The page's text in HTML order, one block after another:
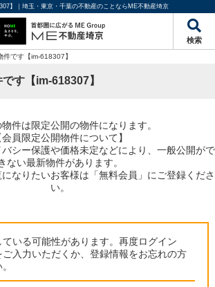
】｜埼玉・東京・千葉の不動産のことならME不動産埼京
検索
です【im-618307】
す【im-618307】
件は限定公開の物件になります。
会員限定公開物件について】
シー保護や価格未定などにより、一般公開がで
ない最新物件があります。
なりたいお客様は「無料会員」にご登録くださ
い。
ている可能性があります。再度ログイン
入力いただくか、登録情報をお忘れの方